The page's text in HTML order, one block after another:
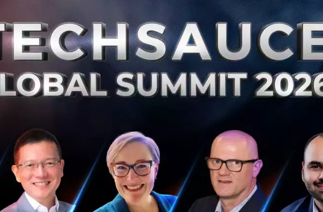
จากหินแข็ง ซึ่งต้องระเบิดสายแร่ก้อนใหญ่ออกมา เอาไปเผาที่ความร้อนสูง
ราย กระบวนการทั้งหมดกินพลังงานมหาศาลและทิ้งของเสียไว้เพียบ
บจึงเป็นว่า จะดึงลิเทียมออกจากหินโดยไม่ต้องเผาและไม่ต้องพึ่งสารเคมี
น้ำ สู่ห้องแล็บที่ Cambridge
ด้มาจากเหมืองลิเทียม แต่มาจากอีกบริษัทที่ Chiang ก่อตั้งชื่อ Sublime
วยกระบวนการไฟฟ้าเคมี ทีมงานกำลังมองหาแหล่งซิลิกาที่มีความว่องไว
ต์ให้แข็งแรงขึ้น